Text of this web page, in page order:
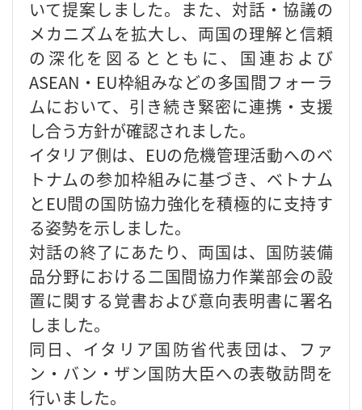
いて提案しました。また、対話・協議の
メカニズムを拡大し、両国の理解と信頼
の深化を図るとともに、国連および
ASEAN・EU枠組みなどの多国間フォーラ
ムにおいて、引き続き緊密に連携・支援
し合う方針が確認されました。
イタリア側は、EUの危機管理活動へのベ
トナムの参加枠組みに基づき、ベトナム
とEU間の国防協力強化を積極的に支持す
る姿勢を示しました。
対話の終了にあたり、両国は、国防装備
品分野における二国間協力作業部会の設
置に関する覚書および意向表明書に署名
しました。
同日、イタリア国防省代表団は、ファ
ン・バン・ザン国防大臣への表敬訪問を
行いました。